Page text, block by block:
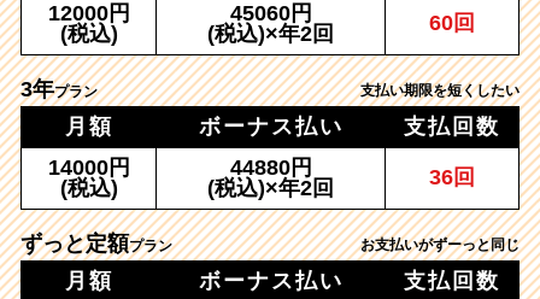
12000円
(税込)
45060円
(税込)×年2回
60回
3年プラン 支払い期限を短くしたい
月額 ボーナス払い
支払回数
14000円
(税込)
44880円
(税込)×年2回
36回
ずっと定額プラン お支払いがずーっと同じ
月額 ボーナス払い
支払回数